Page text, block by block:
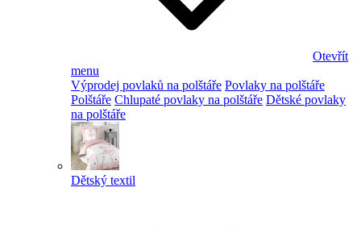
Otevřít
menu
Výprodej povlaků na polštáře Povlaky na polštáře
Polštáře Chlupaté povlaky na polštáře Dětské povlaky
na polštáře
Dětský textil